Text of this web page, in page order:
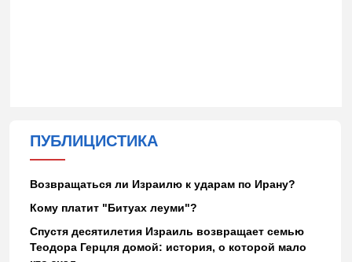
ПУБЛИЦИСТИКА
Возвращаться ли Израилю к ударам по Ирану?
Кому платит "Битуах леуми"?
Спустя десятилетия Израиль возвращает семью
Теодора Герцля домой: история, о которой мало